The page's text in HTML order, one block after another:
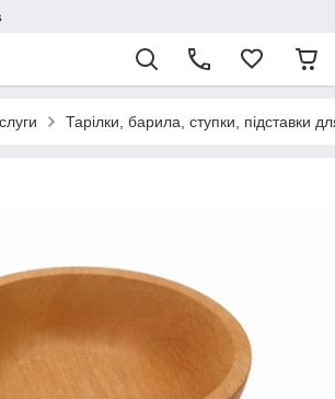
Тарілки, барила, ступки, підставки